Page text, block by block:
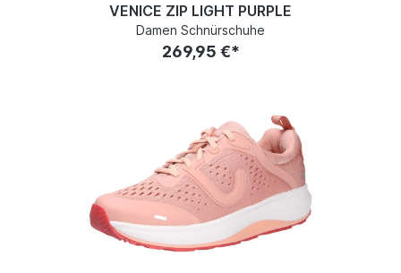
VENICE ZIP LIGHT PURPLE
Damen Schnürschuhe
269,95 €*